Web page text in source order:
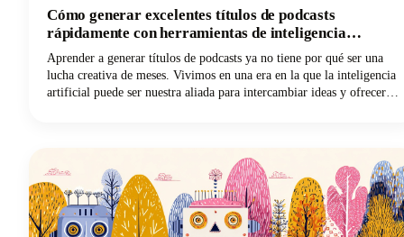
Cómo generar excelentes títulos de podcasts
rápidamente con herramientas de inteligencia
artificial
Aprender a generar títulos de podcasts ya no tiene por qué ser una
lucha creativa de meses. Vivimos en una era en la que la inteligencia
artificial puede ser nuestra aliada para intercambiar ideas y ofrecer
un nombre de podcast que sea memorable, fácil de descubrir y que
esté perfectamente alineado con tu marca.